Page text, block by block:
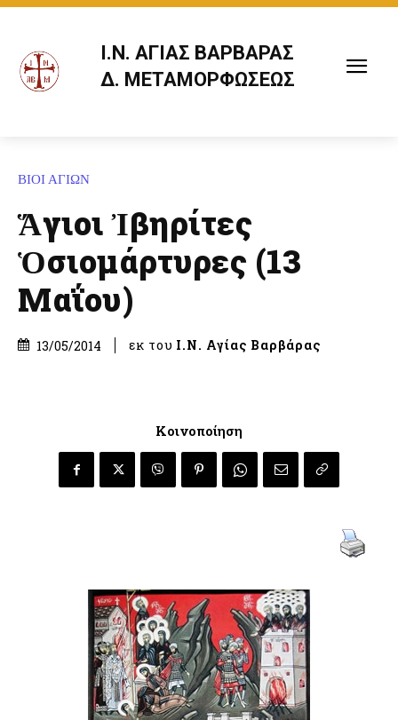
Ι.Ν. ΑΓΙΑΣ ΒΑΡΒΑΡΑΣ
Δ. ΜΕΤΑΜΟΡΦΩΣΕΩΣ
ΒΙΟΙ ΑΓΙΩΝ
Ἅγιοι Ἰβηρίτες
Ὁσιομάρτυρες (13
Μαΐου)
13/05/2014 εκ του Ι.Ν. Αγίας Βαρβάρας
Κοινοποίηση